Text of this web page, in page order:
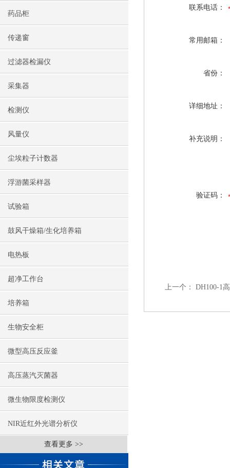
药品柜
传递窗
过滤器检漏仪
采集器
检测仪
风量仪
尘埃粒子计数器
浮游菌采样器
试验箱
鼓风干燥箱/生化培养箱
电热板
超净工作台
培养箱
生物安全柜
微型高压反应釜
高压蒸汽灭菌器
微生物限度检测仪
NIR近红外光谱分析仪
查看更多 >>
联系电话：
常用邮箱：
省份：
详细地址：
补充说明：
验证码：
上一个： DH100-1